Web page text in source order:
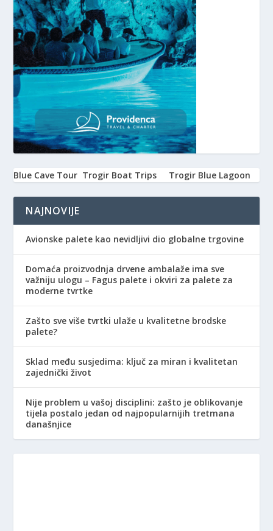
Blue Cave Tour Trogir Boat Trips Trogir Blue Lagoon
NAJNOVIJE
Avionske palete kao nevidljivi dio globalne trgovine
Domaća proizvodnja drvene ambalaže ima sve
važniju ulogu – Fagus palete i okviri za palete za
moderne tvrtke
Zašto sve više tvrtki ulaže u kvalitetne brodske
palete?
Sklad među susjedima: ključ za miran i kvalitetan
zajednički život
Nije problem u vašoj disciplini: zašto je oblikovanje
tijela postalo jedan od najpopularnijih tretmana
današnjice